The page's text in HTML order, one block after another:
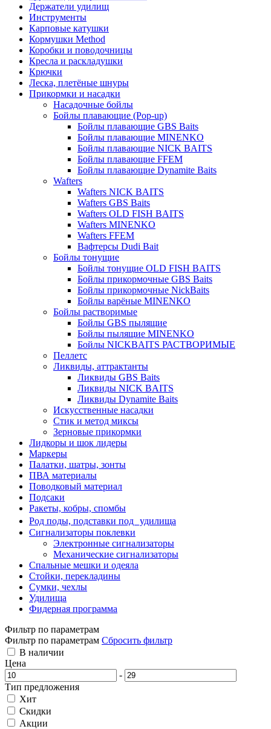
Держатели удилищ
Инструменты
Карповые катушки
Кормушки Method
Коробки и поводочницы
Кресла и раскладушки
Крючки
Леска, плетёные шнуры
Прикормки и насадки
Насадочные бойлы
Бойлы плавающие (Pop-up)
Бойлы плавающие GBS Baits
Бойлы плавающие MINENKO
Бойлы плавающие NICK BAITS
Бойлы плавающие FFEM
Бойлы плавающие Dynamite Baits
Wafters
Wafters NICK BAITS
Wafters GBS Baits
Wafters OLD FISH BAITS
Wafters MINENKO
Wafters FFEM
Вафтерсы Dudi Bait
Бойлы тонущие
Бойлы тонущие OLD FISH BAITS
Бойлы прикормочные GBS Baits
Бойлы прикормочные NickBaits
Бойлы варёные MINENKO
Бойлы растворимые
Бойлы GBS пылящие
Бойлы пылящие MINENKO
Бойлы NICKBAITS РАСТВОРИМЫЕ
Пеллетс
Ликвиды, аттрактанты
Ликвиды GBS Baits
Ликвиды NICK BAITS
Ликвиды Dynamite Baits
Искусственные насадки
Стик и метод миксы
Зерновые прикормки
Лидкоры и шок лидеры
Маркеры
Палатки, шатры, зонты
ПВА материалы
Поводковый материал
Подсаки
Ракеты, кобры, спомбы
Род поды, подставки под удилища
Сигнализаторы поклевки
Электронные сигнализаторы
Механические сигнализаторы
Спальные мешки и одеяла
Стойки, перекладины
Сумки, чехлы
Удилища
Фидерная программа
Фильтр по параметрам
Фильтр по параметрам Сбросить фильтр
В наличии
Цена
-
Тип предложения
Хит
Скидки
Акции